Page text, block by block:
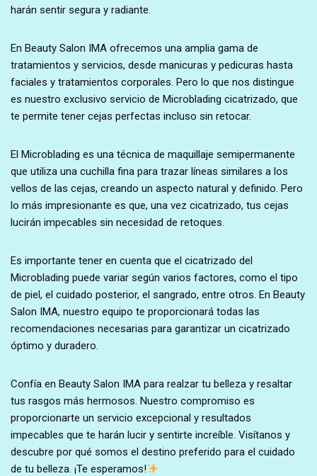
harán sentir segura y radiante.
En Beauty Salon IMA ofrecemos una amplia gama de
tratamientos y servicios, desde manicuras y pedicuras hasta
faciales y tratamientos corporales. Pero lo que nos distingue
es nuestro exclusivo servicio de Microblading cicatrizado, que
te permite tener cejas perfectas incluso sin retocar.
El Microblading es una técnica de maquillaje semipermanente
que utiliza una cuchilla fina para trazar líneas similares a los
vellos de las cejas, creando un aspecto natural y definido. Pero
lo más impresionante es que, una vez cicatrizado, tus cejas
lucirán impecables sin necesidad de retoques.
Es importante tener en cuenta que el cicatrizado del
Microblading puede variar según varios factores, como el tipo
de piel, el cuidado posterior, el sangrado, entre otros. En Beauty
Salon IMA, nuestro equipo te proporcionará todas las
recomendaciones necesarias para garantizar un cicatrizado
óptimo y duradero.
Confía en Beauty Salon IMA para realzar tu belleza y resaltar
tus rasgos más hermosos. Nuestro compromiso es
proporcionarte un servicio excepcional y resultados
impecables que te harán lucir y sentirte increíble. Visítanos y
descubre por qué somos el destino preferido para el cuidado
de tu belleza. ¡Te esperamos!